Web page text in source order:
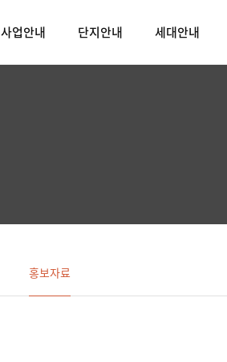
사업안내 단지안내 세대안내
홍보자료